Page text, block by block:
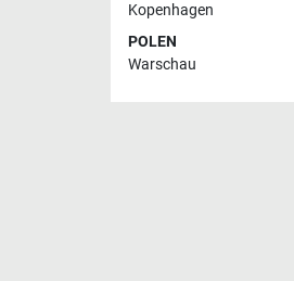
Kopenhagen
POLEN
Warschau